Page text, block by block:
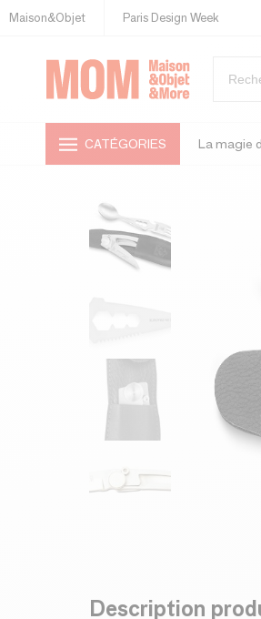
Maison&Objet Paris Design Week
CATÉGORIES La magie
Description